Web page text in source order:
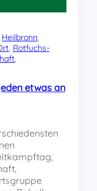
Heilbronn
, Rotfuchs-
etwas an